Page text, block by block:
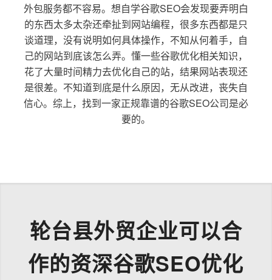
外包服务都不容易。想自学谷歌SEO会发现要弄明白
的东西太多太杂还牵扯到网站编程，很多东西都是只
谈道理，没有说明如何具体操作，不知从何着手，自
己的网站到底该怎么弄。懂一些谷歌优化相关知识，
花了大量时间精力去优化自己的站，结果网站表现还
是很差。不知道到底是什么原因，无从改进，丧失自
信心。综上，找到一家正规靠谱的谷歌SEO公司是必
要的。
轮台县外贸企业可以合
作的资深谷歌SEO优化